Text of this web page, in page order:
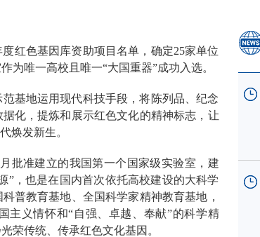
红色基因库资助项目名单，确定25家单位
为唯一高校且唯一“大国重器”成功入选。
基地运用现代科技手段，将陈列品、纪念
化，提炼和展示红色文化的精神标志，让
焕发新生。
批准建立的我国第一个国家级实验室，建
，也是在国内首次依托高校建设的大科学
普教育基地、全国科学家精神教育基地，
主义情怀和“自强、卓越、奉献”的科学精
荣传统、传承红色文化基因。